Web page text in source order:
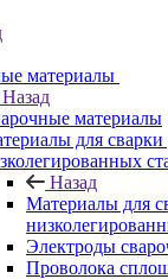
материалы
Назад
материалы
для сварки
Назад
Материалы для
Электроды
Проволока